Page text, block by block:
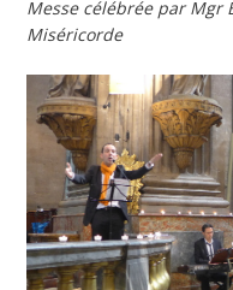
Messe célébrée par Mgr
Miséricorde